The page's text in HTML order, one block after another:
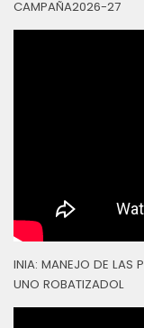
CAMPAÑA2026-27
INIA: MANEJO DE LAS
UNO ROBATIZADOL